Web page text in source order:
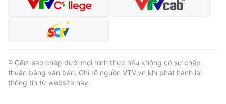
® Cấm sao chép dưới mọi hình thức nếu không có sự chấp
thuận bằng văn bản. Ghi rõ nguồn VTV.vn khi phát hành lại
thông tin từ website này.